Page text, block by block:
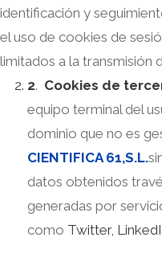
identificación y
el uso de cookies de
limitados a la transmisión
2. Cookies de
equipo terminal del
dominio que no es
CIENTIFICA 61,S.L.
datos obtenidos
generadas por
como Twitter,